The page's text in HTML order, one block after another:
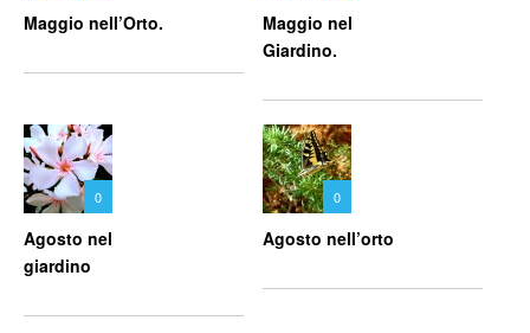
Maggio nell’Orto.
Maggio nel
Giardino.
0
Agosto nel
giardino
0
Agosto nell’orto